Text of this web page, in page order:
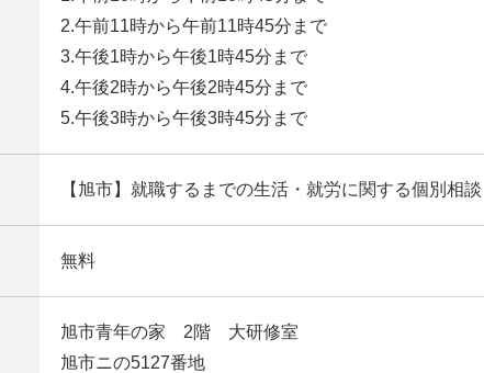
2.午前11時から午前11時45分まで
3.午後1時から午後1時45分まで
4.午後2時から午後2時45分まで
5.午後3時から午後3時45分まで
【旭市】就職するまでの生活・就労に関する個別相談
無料
旭市青年の家 2階 大研修室
旭市ニの5127番地